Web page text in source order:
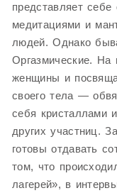
представляет
медитациями и
людей. Однако
Оргазмические. На
женщины и
своего тела —
себя кристаллами
других участниц.
готовы отдавать
том, что
лагерей», в